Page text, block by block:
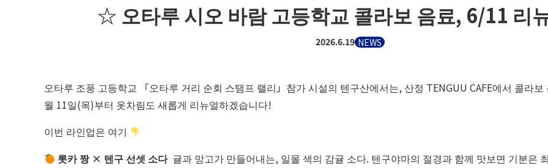
☆ 오타루 시오 바람 고등학교 콜라보 음료, 6/11 리
2026.6.19 NEWS
오타루 조풍 고등학교 「오타루 거리 순회 스탬프 랠리」참가 시설의 텐구산에서는, 산정 TENGUU CAFE에서 콜라
월 11일(목)부터 옷차림도 새롭게 리뉴얼하겠습니다!
이번 라인업은 여기
롯카 짱 × 텐구 선셋 소다귤과 망고가 만들어내는, 일몰 색의 감귤 소다. 텐구야마의 절경과 함께 맛보면 기분은